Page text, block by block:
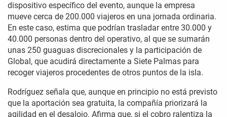
dispositivo específico del evento, aunque la empresa
mueve cerca de 200.000 viajeros en una jornada ordinaria.
En este caso, estima que podrían trasladar entre 30.000 y
40.000 personas dentro del operativo, al que se sumarán
unas 250 guaguas discrecionales y la participación de
Global, que acudirá directamente a Siete Palmas para
recoger viajeros procedentes de otros puntos de la isla.
Rodríguez señala que, aunque en principio no está previsto
que la aportación sea gratuita, la compañía priorizará la
agilidad en el desalojo. Afirma que, si el cobro ralentiza la